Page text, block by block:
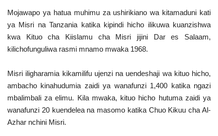
Mojawapo ya hatua muhimu za ushirikiano wa kitamaduni kati
ya Misri na Tanzania katika kipindi hicho ilikuwa kuanzishwa
kwa Kituo cha Kiislamu cha Misri jijini Dar es Salaam,
kilichofunguliwa rasmi mnamo mwaka 1968.
Misri iligharamia kikamilifu ujenzi na uendeshaji wa kituo hicho,
ambacho kinahudumia zaidi ya wanafunzi 1,400 katika ngazi
mbalimbali za elimu. Kila mwaka, kituo hicho hutuma zaidi ya
wanafunzi 20 kuendelea na masomo katika Chuo Kikuu cha Al-
Azhar nchini Misri.